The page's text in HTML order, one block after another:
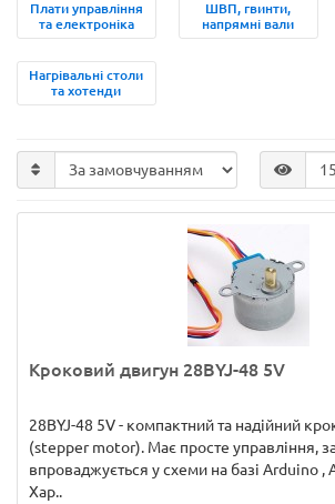
Плати управління
та електроніка
ШВП, гвинти,
напрямні вали
Нагрівальні столи
та хотенди
Кроковий двигун 28BYJ-48 5V
28BYJ-48 5V - компактний та надійний
(stepper motor). Має просте управління,
впроваджується у схеми на базі Arduino ,
Хар..